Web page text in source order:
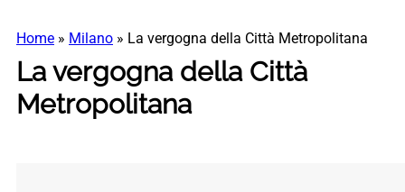
Home » Milano » La vergogna della Città Metropolitana
La vergogna della Città
Metropolitana